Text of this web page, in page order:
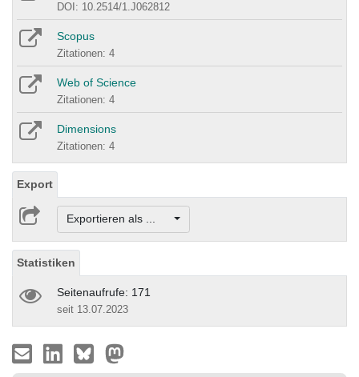
DOI: 10.2514/1.J062812
Scopus
Zitationen: 4
Web of Science
Zitationen: 4
Dimensions
Zitationen: 4
Export
Exportieren als ...
Statistiken
Seitenaufrufe: 171
seit 13.07.2023